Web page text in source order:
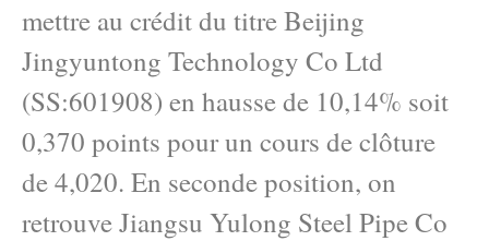
mettre au crédit du titre Beijing
Jingyuntong Technology Co Ltd
(SS:601908) en hausse de 10,14% soit
0,370 points pour un cours de clôture
de 4,020. En seconde position, on
retrouve Jiangsu Yulong Steel Pipe Co